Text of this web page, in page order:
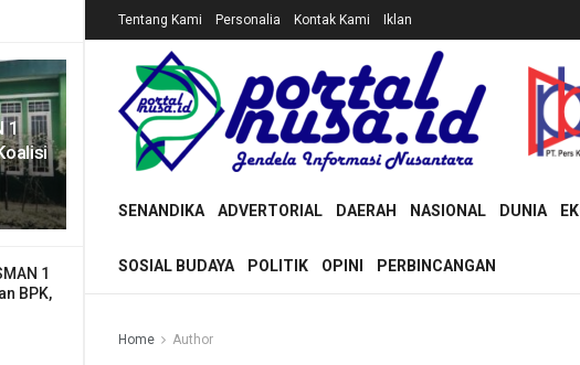
1
1
BPK,
Tentang Kami Personalia Kontak Kami Iklan
SENANDIKA ADVERTORIAL DAERAH NASIONAL DUNIA
SOSIAL BUDAYA POLITIK OPINI PERBINCANGAN
Home Author